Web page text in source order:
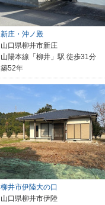
新庄・沖ノ殿
山口県柳井市新庄
山陽本線「柳井」駅 徒歩31分
築52年
柳井市伊陸大の口
山口県柳井市伊陸